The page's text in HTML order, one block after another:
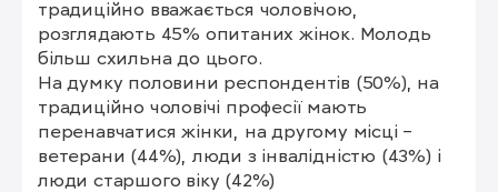
традиційно вважається чоловічою,
розглядають 45% опитаних жінок. Молодь
більш схильна до цього.
На думку половини респондентів (50%), на
традиційно чоловічі професії мають
перенавчатися жінки, на другому місці –
ветерани (44%), люди з інвалідністю (43%) і
люди старшого віку (42%)